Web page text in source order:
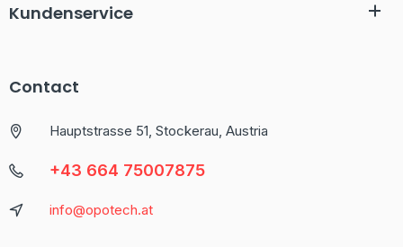
Kundenservice
Contact
Hauptstrasse 51, Stockerau, Austria
+43 664 75007875
info@opotech.at